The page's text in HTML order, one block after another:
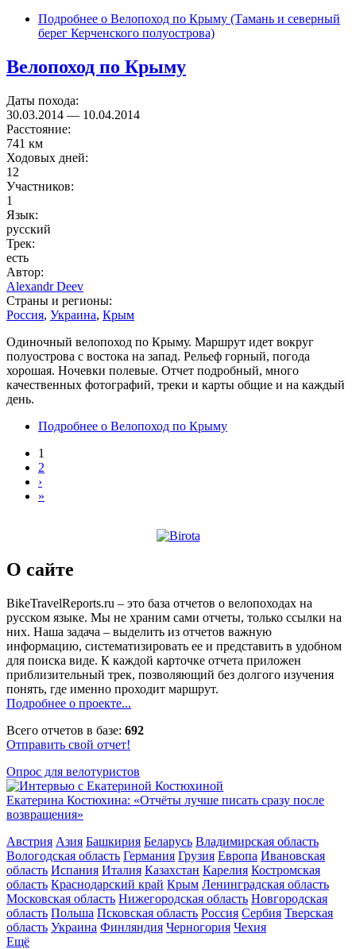
Подробнее о Велопоход по Крыму (Тамань и северный
берег Керченского полуострова)
Велопоход по Крыму
Даты похода:
30.03.2014 — 10.04.2014
Расстояние:
741 км
Ходовых дней:
12
Участников:
1
Язык:
русский
Трек:
есть
Автор:
Alexandr Deev
Страны и регионы:
Россия, Украина, Крым
Одиночный велопоход по Крыму. Маршрут идет вокруг
полуострова с востока на запад. Рельеф горный, погода
хорошая. Ночевки полевые. Отчет подробный, много
качественных фотографий, треки и карты общие и на каждый
день.
Подробнее о Велопоход по Крыму
1
2
›
»
О сайте
BikeTravelReports.ru – это база отчетов о велопоходах на
русском языке. Мы не храним сами отчеты, только ссылки на
них. Наша задача – выделить из отчетов важную
информацию, систематизировать ее и представить в удобном
для поиска виде. К каждой карточке отчета приложен
приблизительный трек, позволяющий без долгого изучения
понять, где именно проходит маршрут.
Подробнее о проекте...
Всего отчетов в базе: 692
Отправить свой отчет!
Опрос для велотуристов
Екатерина Костюхина: «Отчёты лучше писать сразу после
возвращения»
Австрия Азия Башкирия Беларусь Владимирская область
Вологодская область Германия Грузия Европа Ивановская
область Испания Италия Казахстан Карелия Костромская
область Краснодарский край Крым Ленинградская область
Московская область Нижегородская область Новгородская
область Польша Псковская область Россия Сербия Тверская
область Украина Финляндия Черногория Чехия
Ещё